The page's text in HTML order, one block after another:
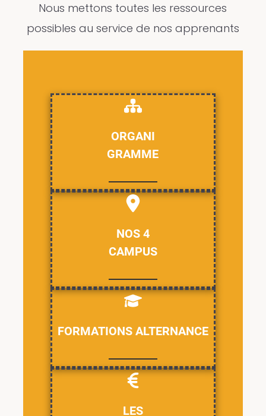
Nous mettons toutes les ressources
possibles au service de nos apprenants
ORGANI
GRAMME
NOS 4
CAMPUS
FORMATIONS ALTERNANCE
LES